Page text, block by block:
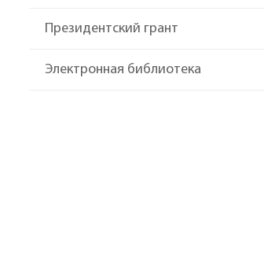
Президентский грант
Электронная библиотека